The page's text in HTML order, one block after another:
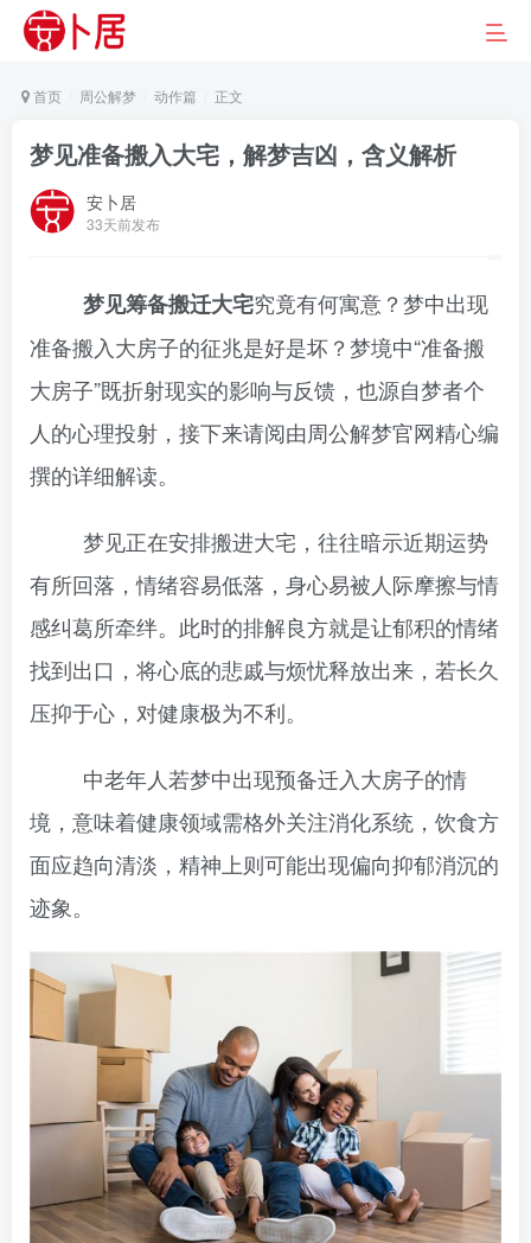
首页 周公解梦 动作篇 正文
梦见准备搬入大宅，解梦吉凶，含义解析
安卜居
33天前发布
梦见筹备搬迁大宅究竟有何寓意？梦中出现
准备搬入大房子的征兆是好是坏？梦境中“准备搬
大房子”既折射现实的影响与反馈，也源自梦者个
人的心理投射，接下来请阅由周公解梦官网精心编
撰的详细解读。
梦见正在安排搬进大宅，往往暗示近期运势
有所回落，情绪容易低落，身心易被人际摩擦与情
感纠葛所牵绊。此时的排解良方就是让郁积的情绪
找到出口，将心底的悲戚与烦忧释放出来，若长久
压抑于心，对健康极为不利。
中老年人若梦中出现预备迁入大房子的情
境，意味着健康领域需格外关注消化系统，饮食方
面应趋向清淡，精神上则可能出现偏向抑郁消沉的
迹象。